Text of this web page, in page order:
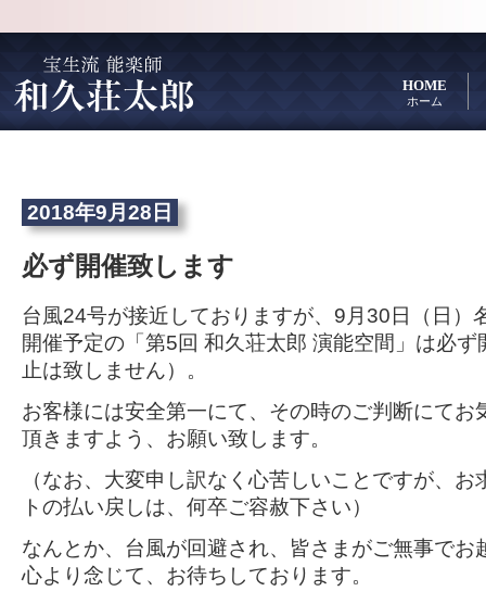
HOME
ホーム
2018年9月28日
必ず開催致します
台風24号が接近しておりますが、9月30日（日）
開催予定の「第5回 和久荘太郎 演能空間」は必ず
止は致しません）。
お客様には安全第一にて、その時のご判断にてお
頂きますよう、お願い致します。
（なお、大変申し訳なく心苦しいことですが、お
トの払い戻しは、何卒ご容赦下さい）
なんとか、台風が回避され、皆さまがご無事でお
心より念じて、お待ちしております。